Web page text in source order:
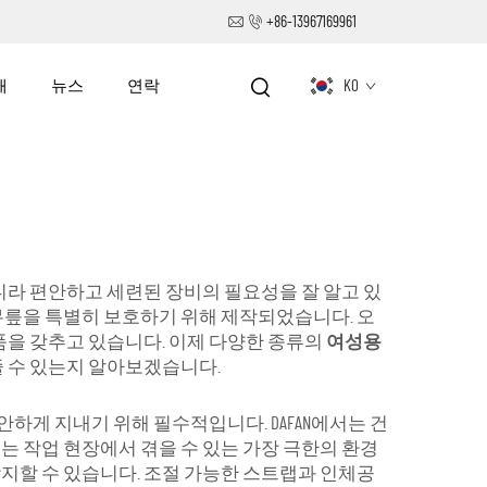
+86-13967169961
뉴스 연락 KO
라 편안하고 세련된 장비의 필요성을 잘 알고 있
을 특별히 보호하기 위해 제작되었습니다. 오
갖추고 있습니다. 이제 다양한 종류의 여성용
있는지 알아보겠습니다.
게 지내기 위해 필수적입니다. DAFAN에서는 건
는 작업 현장에서 겪을 수 있는 가장 극한의 환경
할 수 있습니다. 조절 가능한 스트랩과 인체공